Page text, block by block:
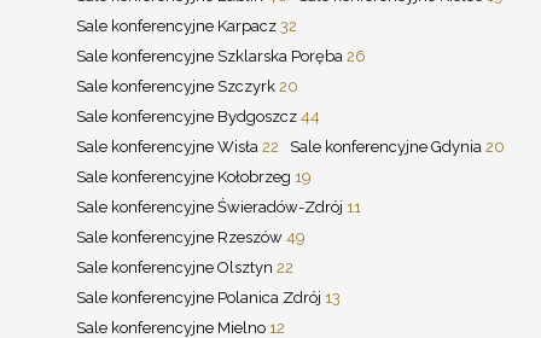
Sale konferencyjne Karpacz 32
Sale konferencyjne Szklarska Poręba 26
Sale konferencyjne Szczyrk 20
Sale konferencyjne Bydgoszcz 44
Sale konferencyjne Wisła 22 Sale konferencyjne Gdynia 20
Sale konferencyjne Kołobrzeg 19
Sale konferencyjne Świeradów-Zdrój 11
Sale konferencyjne Rzeszów 49
Sale konferencyjne Olsztyn 22
Sale konferencyjne Polanica Zdrój 13
Sale konferencyjne Mielno 12